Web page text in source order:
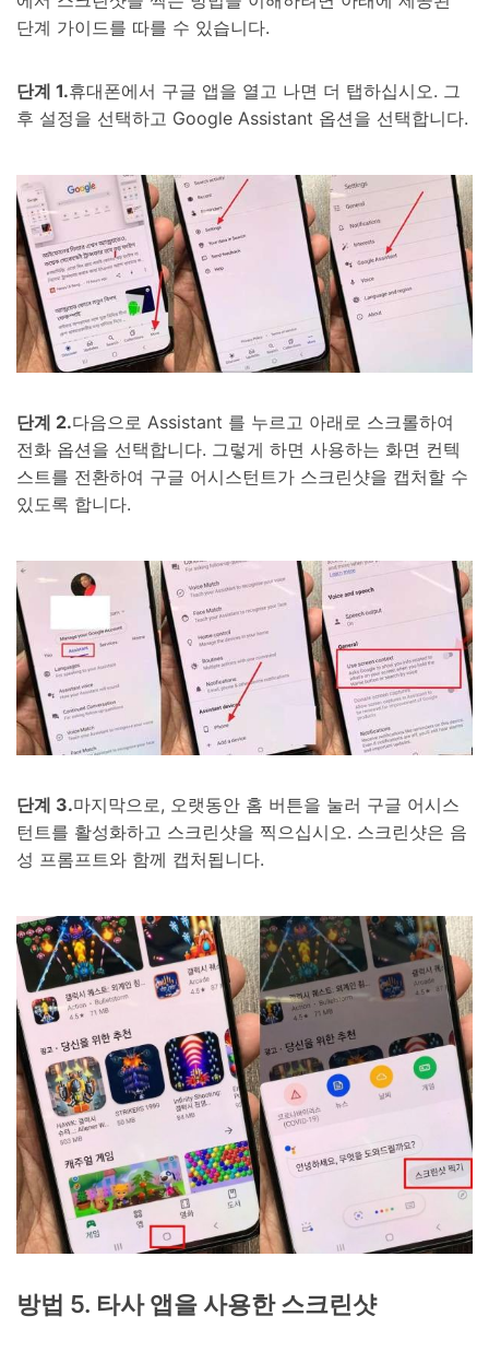
단계 가이드를 따를 수 있습니다.
단계 1.휴대폰에서 구글 앱을 열고 나면 더 탭하십시오. 그
후 설정을 선택하고 Google Assistant 옵션을 선택합니다.
단계 2.다음으로 Assistant 를 누르고 아래로 스크롤하여
전화 옵션을 선택합니다. 그렇게 하면 사용하는 화면 컨텍
스트를 전환하여 구글 어시스턴트가 스크린샷을 캡처할 수
있도록 합니다.
단계 3.마지막으로, 오랫동안 홈 버튼을 눌러 구글 어시스
턴트를 활성화하고 스크린샷을 찍으십시오. 스크린샷은 음
성 프롬프트와 함께 캡처됩니다.
방법 5. 타사 앱을 사용한 스크린샷